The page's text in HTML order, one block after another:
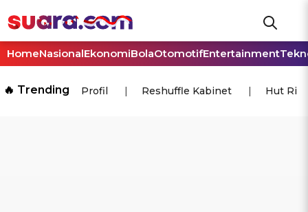
HomeNasionalEkonomiBolaOtomotifEntertainment
🔥 Trending Profil Reshuffle Kabinet Hut Ri